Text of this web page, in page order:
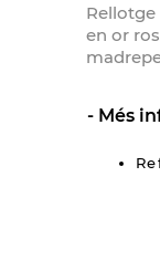
Rellotge
en or
Més